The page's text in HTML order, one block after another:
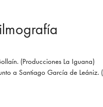
(Producciones La Iguana)
a Santiago García de Leániz.